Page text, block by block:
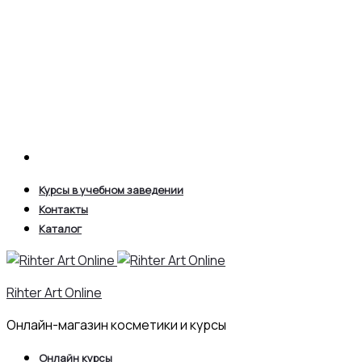
Курсы в учебном заведении
Контакты
Каталог
Rihter Art Online
Онлайн-магазин косметики и курсы
Онлайн курсы